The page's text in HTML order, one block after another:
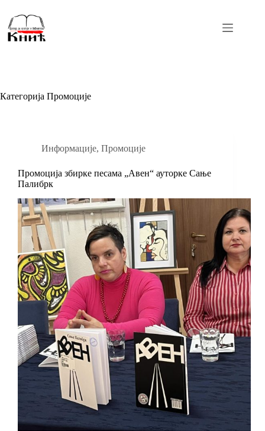
content
Категорија Промоције
Информације, Промоције
Промоција збирке песама „Авен“ ауторке Сање
Палибрк